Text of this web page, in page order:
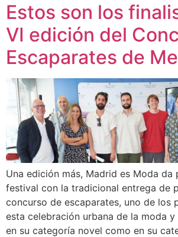
Estos son los
VI edición del
Escaparates de
Una edición más, Madrid es Moda da
festival con la tradicional entrega de
concurso de escaparates, uno de los
esta celebración urbana de la moda
en su categoría novel como en su